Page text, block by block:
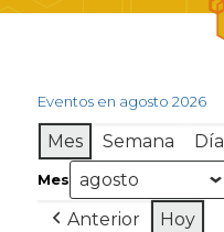
Eventos en agosto 2026
Mes Semana Día
Mes
Anterior Hoy